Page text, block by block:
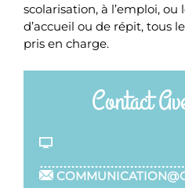
scolarisation, à l’emploi, ou
d’accueil ou de répit, tous
pris en charge.
Contact